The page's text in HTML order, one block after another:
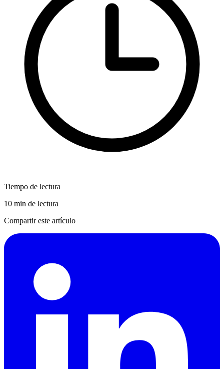
Tiempo de lectura
10 min de lectura
Compartir este artículo